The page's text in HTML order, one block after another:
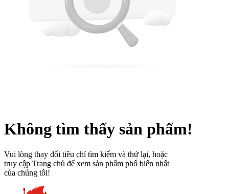
Không tìm thấy sản phẩm!
Vui lòng thay đổi tiêu chí tìm kiếm và thử lại, hoặc
truy cập Trang chủ để xem sản phẩm phổ biến nhất
của chúng tôi!